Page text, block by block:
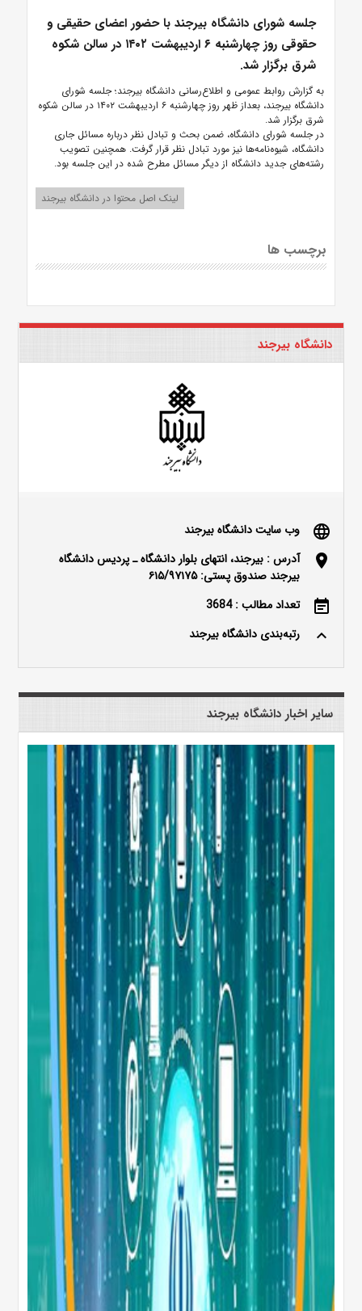
جلسه شورای دانشگاه بیرجند با حضور اعضای حقیقی و
حقوقی روز چهارشنبه ۶ اردیبهشت ۱۴۰۲ در سالن شکوه
شرق برگزار شد.
به گزارش روابط عمومی و اطلاع‌رسانی دانشگاه بیرجند؛ جلسه شورای
دانشگاه بیرجند، بعداز ظهر روز چهارشنبه ۶ اردیبهشت ۱۴۰۲ در سالن شکوه
شرق برگزار شد.
در جلسه شورای دانشگاه، ضمن بحث و تبادل نظر درباره مسائل جاری
دانشگاه، شیوه‌نامه‌ها نیز مورد تبادل نظر قرار گرفت. همچنین تصویب
رشته‌های جدید دانشگاه از دیگر مسائل مطرح شده در این جلسه بود.
لینک اصل محتوا در دانشگاه بیرجند
برچسب ها
دانشگاه بیرجند
language وب سایت دانشگاه بیرجند
location_on
آدرس : بیرجند، انتهای بلوار دانشگاه ـ پردیس دانشگاه
بیرجند صندوق پستی: ۶۱۵/۹۷۱۷۵
event_note تعداد مطالب : 3684
keyboard_arrow_up رتبه‌بندی دانشگاه بیرجند
سایر اخبار دانشگاه بیرجند